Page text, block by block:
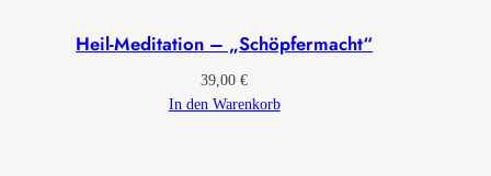
Heil-Meditation – „Schöpfermacht“
39,00€
In den Warenkorb